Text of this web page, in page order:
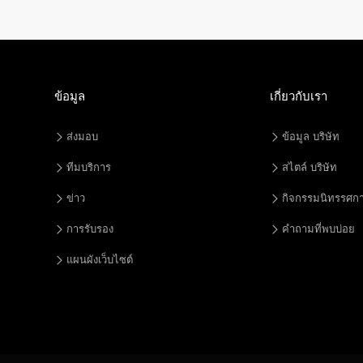
ข้อมูล
ส่งมอบ
ทีมบริการ
ข่าว
การรับรอง
แผนผังเว็บไซต์
เกี่ยวกับเรา
ข้อมูล บริษัท
สไตล์ บริษัท
กิจกรรมนิทรรศก
คำถามที่พบบ่อย